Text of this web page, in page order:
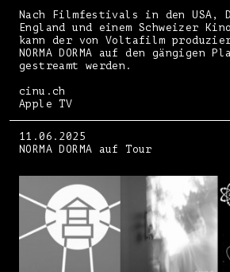
Nach Filmfestivals in den USA,
England und einem Schweizer
kann der von Voltafilm
NORMA DORMA auf den gängigen
gestreamt werden.
cinu.ch
Apple TV
11.06.2025
NORMA DORMA auf Tour